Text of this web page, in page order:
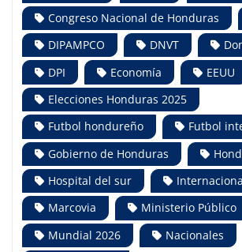
Congreso Nacional de Honduras
DIPAMPCO
DNVT
DPI
Economía
EEUU
Elecciones Honduras 2025
Futbol hondureño
Futbol
Gobierno de Honduras
Hospital del sur
Marcovia
Ministerio Público
Mundial 2026
Nacionales